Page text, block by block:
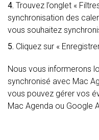
4. Trouvez l’onglet «
synchronisation des
vous souhaitez
5. Cliquez sur «
Nous vous informerons
synchronisé avec Mac
vous pouvez gérer vos
Mac Agenda ou Google